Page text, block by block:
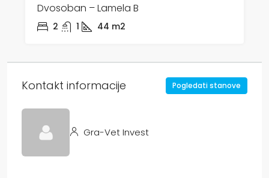
Dvosoban – Lamela B
2 1 44 m2
Kontakt informacije Pogledati stanove
Gra-Vet Invest